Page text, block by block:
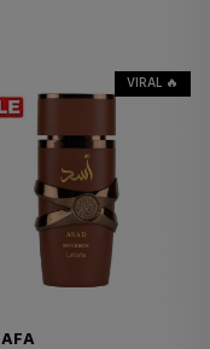
VIRAL 🔥